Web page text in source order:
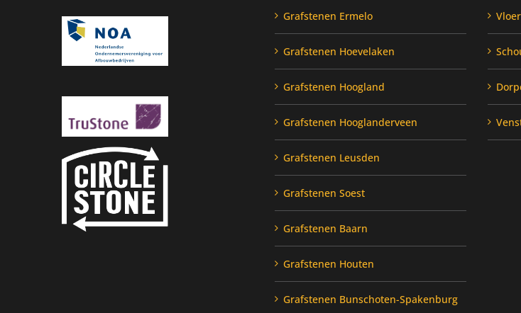
Grafstenen Ermelo
Grafstenen Hoevelaken
Grafstenen Hoogland
Grafstenen Hooglanderveen
Grafstenen Leusden
Grafstenen Soest
Grafstenen Baarn
Grafstenen Houten
Grafstenen Bunschoten-Spakenburg